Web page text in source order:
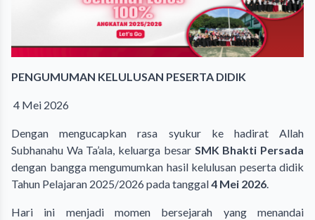
PENGUMUMAN KELULUSAN PESERTA DIDIK
4 Mei 2026
Dengan mengucapkan rasa syukur ke hadirat Allah
Subhanahu Wa Ta’ala, keluarga besar SMK Bhakti Persada
dengan bangga mengumumkan hasil kelulusan peserta didik
Tahun Pelajaran 2025/2026 pada tanggal4 Mei 2026.
Hari ini menjadi momen bersejarah yang menandai